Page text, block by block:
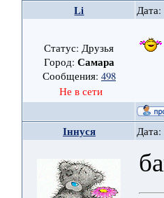
Li
Статус: Друзья
Город: Самара
Сообщения: 498
Не в сети
Іннуся